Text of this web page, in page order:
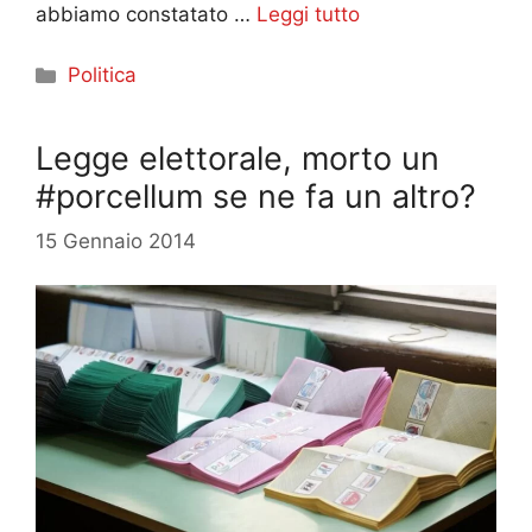
abbiamo constatato … Leggi tutto
Categorie
Politica
Legge elettorale, morto un
#porcellum se ne fa un altro?
15 Gennaio 2014